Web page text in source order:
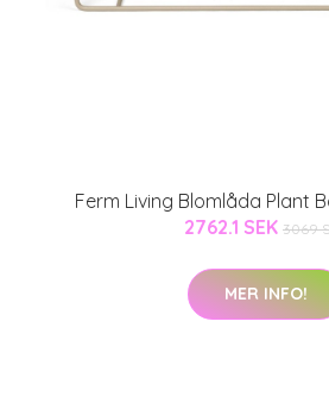
Ferm Living Blomlåda Plant
2762.1 SEK 3069
MER INFO!